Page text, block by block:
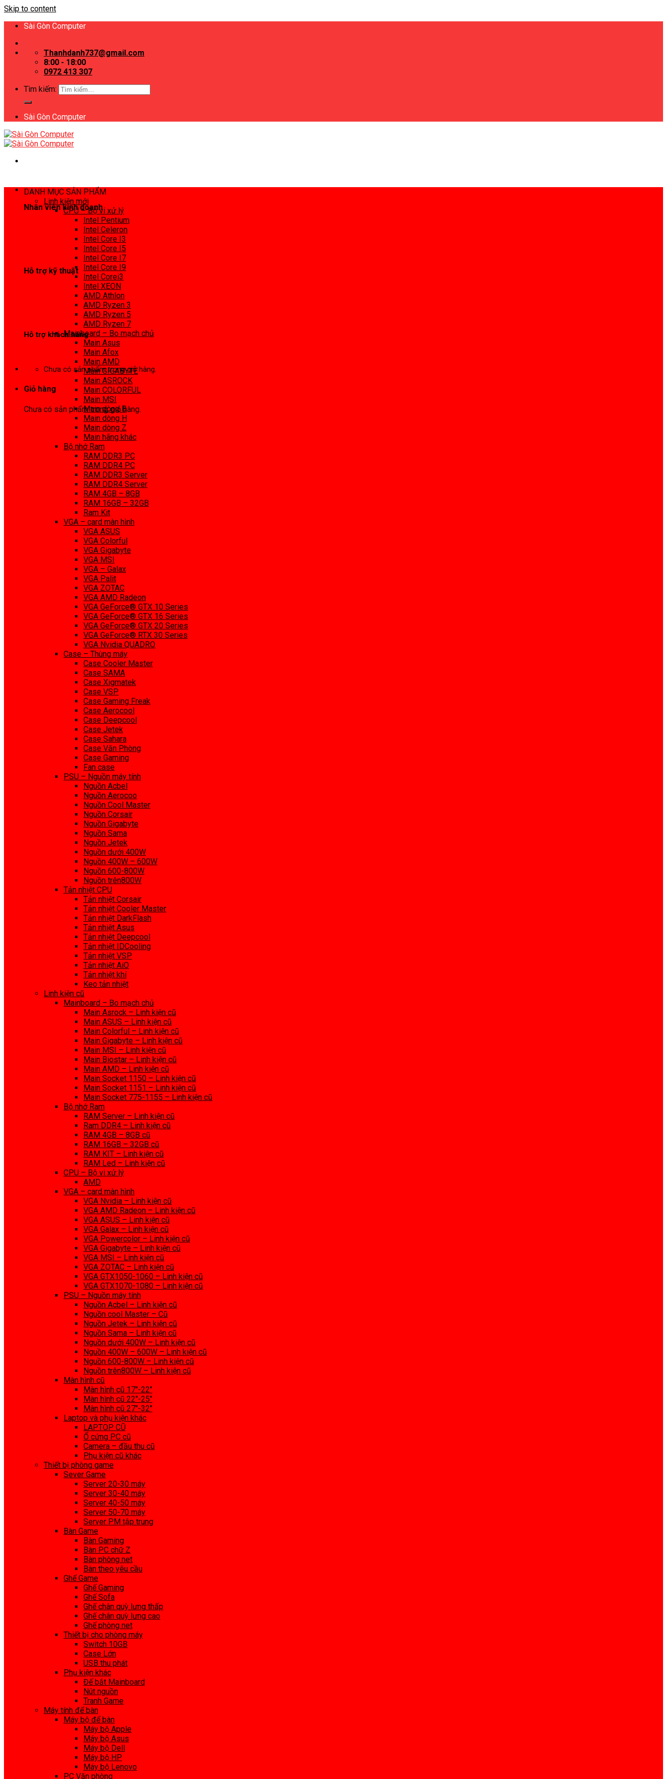
Skip to content
Sài Gòn Computer
Thanhdanh737@gmail.com
8:00 - 18:00
0972 413 307
Tìm kiếm:
Sài Gòn Computer
Nhân viên kinh doanh
Hỗ trợ kỹ thuật
Hỗ trợ khách hàng
Chưa có sản phẩm trong giỏ hàng.
Giỏ hàng
Chưa có sản phẩm trong giỏ hàng.
DANH MỤC SẢN PHẨM
Linh kiện mới
CPU – Bộ vi xử lý
Intel Pentium
Intel Celeron
Intel Core I3
Intel Core I5
Intel Core I7
Intel Core I9
Intel Corei3
Intel XEON
AMD Athlon
AMD Ryzen 3
AMD Ryzen 5
AMD Ryzen 7
Mainboard – Bo mạch chủ
Main Asus
Main Afox
Main AMD
Main GIGABYTE
Main ASROCK
Main COLORFUL
Main MSI
Main dòng B
Main dòng H
Main dòng Z
Main hãng khác
Bộ nhớ Ram
RAM DDR3 PC
RAM DDR4 PC
RAM DDR3 Server
RAM DDR4 Server
RAM 4GB – 8GB
RAM 16GB – 32GB
Ram Kit
VGA – card màn hình
VGA ASUS
VGA Colorful
VGA Gigabyte
VGA MSI
VGA – Galax
VGA Palit
VGA ZOTAC
VGA AMD Radeon
VGA GeForce® GTX 10 Series
VGA GeForce® GTX 16 Series
VGA GeForce® GTX 20 Series
VGA GeForce® RTX 30 Series
VGA Nvidia QUADRO
Case – Thùng máy
Case Cooler Master
Case SAMA
Case Xigmatek
Case VSP
Case Gaming Freak
Case Aerocool
Case Deepcool
Case Jetek
Case Sahara
Case Văn Phòng
Case Gaming
Fan case
PSU – Nguồn máy tính
Nguồn Acbel
Nguồn Aerocoo
Nguồn Cool Master
Nguồn Corsair
Nguồn Gigabyte
Nguồn Sama
Nguồn Jetek
Nguồn dưới 400W
Nguồn 400W – 600W
Nguồn 600-800W
Nguồn trên800W
Tản nhiệt CPU
Tản nhiệt Corsair
Tản nhiệt Cooler Master
Tản nhiệt DarkFlash
Tản nhiệt Asus
Tản nhiệt Deepcool
Tản nhiệt IDCooling
Tản nhiệt VSP
Tản nhiệt AiO
Tản nhiệt khí
Keo tản nhiệt
Linh kiện cũ
Mainboard – Bo mạch chủ
Main Asrock – Linh kiện cũ
Main ASUS – Linh kiện cũ
Main Colorful – Linh kiện cũ
Main Gigabyte – Linh kiện cũ
Main MSI – Linh kiện cũ
Main Biostar – Linh kiện cũ
Main AMD – Linh kiện cũ
Main Socket 1150 – Linh kiện cũ
Main Socket 1151 – Linh kiện cũ
Main Socket 775-1155 – Linh kiện cũ
Bộ nhớ Ram
RAM Server – Linh kiện cũ
Ram DDR4 – Linh kiện cũ
RAM 4GB – 8GB cũ
RAM 16GB – 32GB cũ
RAM KIT – Linh kiện cũ
RAM Led – Linh kiện cũ
CPU – Bộ vi xử lý
AMD
VGA – card màn hình
VGA Nvidia – Linh kiện cũ
VGA AMD Radeon – Linh kiện cũ
VGA ASUS – Linh kiện cũ
VGA Galax – Linh kiện cũ
VGA Powercolor – Linh kiện cũ
VGA Gigabyte – Linh kiện cũ
VGA MSI – Linh kiện cũ
VGA ZOTAC – Linh kiện cũ
VGA GTX1050-1060 – Linh kiện cũ
VGA GTX1070-1080 – Linh kiện cũ
PSU – Nguồn máy tính
Nguồn Acbel – Linh kiện cũ
Nguồn cool Master – Cũ
Nguồn Jetek – Linh kiện cũ
Nguồn Sama – Linh kiện cũ
Nguồn dưới 400W – Linh kiện cũ
Nguồn 400W – 600W – Linh kiện cũ
Nguồn 600-800W – Linh kiện cũ
Nguồn trên800W – Linh kiện cũ
Màn hình cũ
Màn hình cũ 17″-22″
Màn hình cũ 22″-25″
Màn hình cũ 27″-32″
Laptop và phụ kiện khác
LAPTOP CŨ
Ổ cứng PC cũ
Camera – đầu thu cũ
Phụ kiện cũ khác
Thiết bị phòng game
Sever Game
Server 20-30 máy
Server 30-40 máy
Server 40-50 máy
Server 50-70 máy
Server PM tập trung
Bàn Game
Bàn Gaming
Bàn PC chữ Z
Bàn phòng net
Bàn theo yêu cầu
Ghế Game
Ghế Gaming
Ghế Sofa
Ghế chân quỳ lưng thấp
Ghế chân quỳ lưng cao
Ghế phòng net
Thiết bị cho phòng máy
Switch 10GB
Case Lớn
USB thu phát
Phụ kiện khác
Đế bắt Mainboard
Nút nguồn
Tranh Game
Máy tính để bàn
Máy bộ để bàn
Máy bộ Apple
Máy bộ Asus
Máy bộ Dell
Máy bộ HP
Máy bộ Lenovo
PC Văn phòng